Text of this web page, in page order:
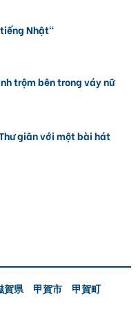
Nhật"
trộm bên trong váy nữ
giãn với một bài hát
賀県 甲賀市 甲賀町